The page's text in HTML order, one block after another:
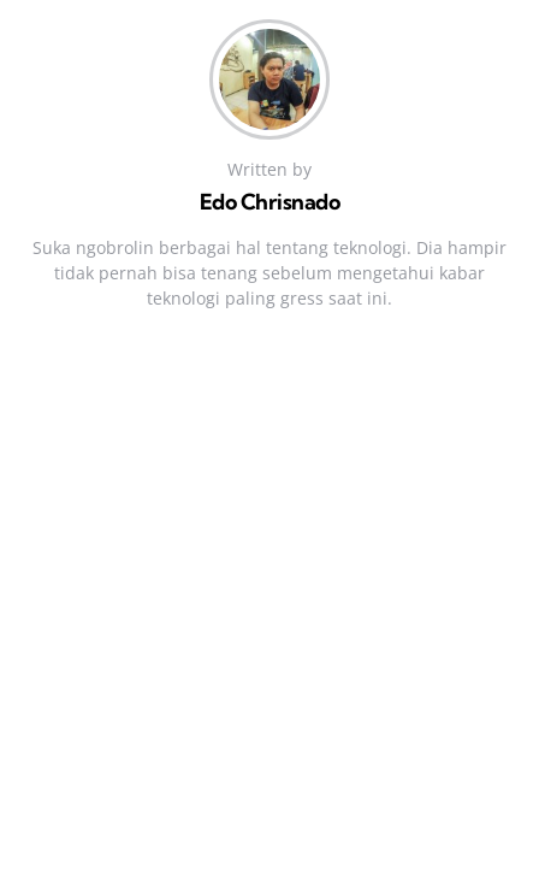
Written by
Edo Chrisnado
Suka ngobrolin berbagai hal tentang teknologi. Dia hampir
tidak pernah bisa tenang sebelum mengetahui kabar
teknologi paling gress saat ini.